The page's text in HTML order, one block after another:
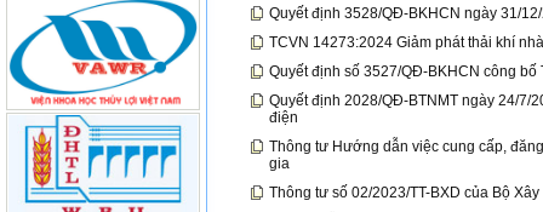
Quyết định 3528/QĐ-BKHCN ngày 31/
TCVN 14273:2024 Giảm phát thải khí
Quyết định số 3527/QĐ-BKHCN công bố
Quyết định 2028/QĐ-BTNMT ngày 24/7/
điện
Thông tư Hướng dẫn việc cung cấp,
gia
Thông tư số 02/2023/TT-BXD của Bộ